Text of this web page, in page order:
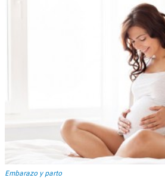
Embarazo y parto